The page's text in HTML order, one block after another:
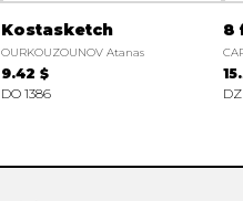
Kostasketch
OURKOUZOUNOV Atanas
9.42 $
DO 1386
8